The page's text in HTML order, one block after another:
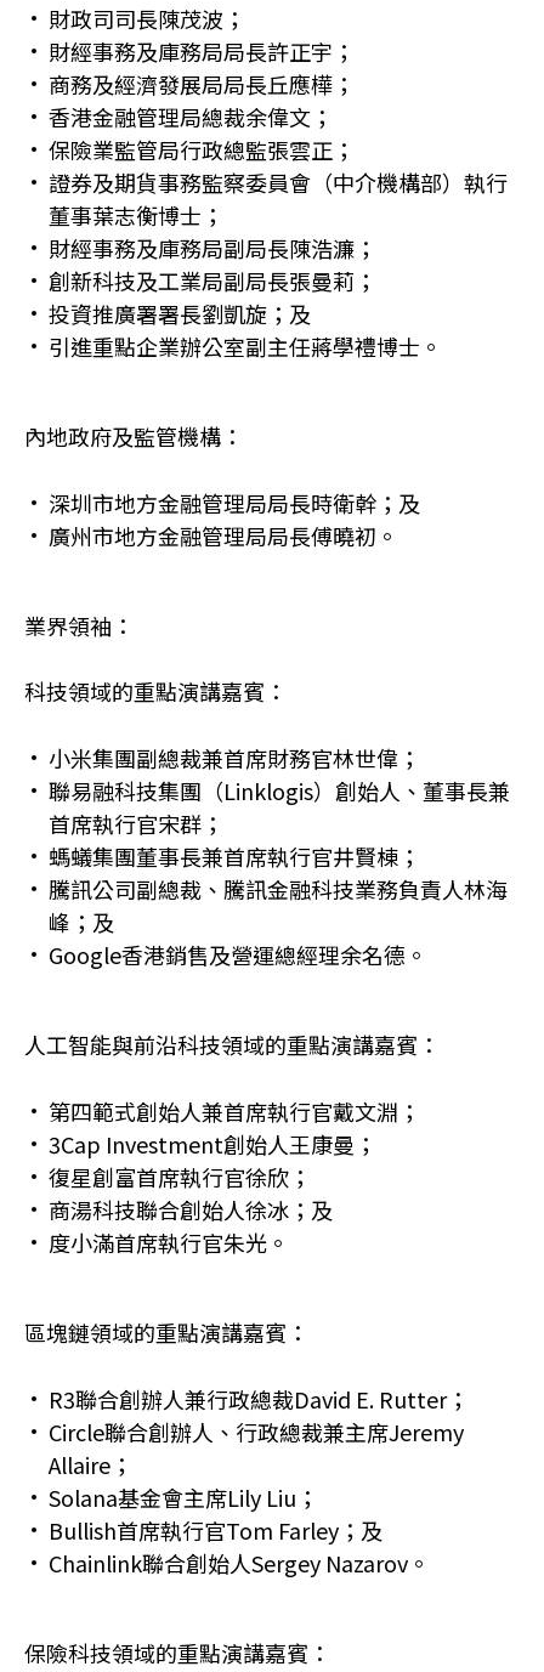
財政司司長陳茂波；
財經事務及庫務局局長許正宇；
商務及經濟發展局局長丘應樺；
香港金融管理局總裁余偉文；
保險業監管局行政總監張雲正；
證券及期貨事務監察委員會（中介機構部）執行
董事葉志衡博士；
財經事務及庫務局副局長陳浩濂；
創新科技及工業局副局長張曼莉；
投資推廣署署長劉凱旋；及
引進重點企業辦公室副主任蔣學禮博士。
內地政府及監管機構：
深圳市地方金融管理局局長時衛幹；及
廣州市地方金融管理局局長傅曉初。
業界領袖：
科技領域的重點演講嘉賓：
小米集團副總裁兼首席財務官林世偉；
聯易融科技集團（Linklogis）創始人、董事長兼
首席執行官宋群；
螞蟻集團董事長兼首席執行官井賢棟；
騰訊公司副總裁、騰訊金融科技業務負責人林海
峰；及
Google香港銷售及營運總經理余名德。
人工智能與前沿科技領域的重點演講嘉賓：
第四範式創始人兼首席執行官戴文淵；
3Cap Investment創始人王康曼；
復星創富首席執行官徐欣；
商湯科技聯合創始人徐冰；及
度小滿首席執行官朱光。
區塊鏈領域的重點演講嘉賓：
R3聯合創辦人兼行政總裁David E. Rutter；
Circle聯合創辦人、行政總裁兼主席Jeremy
Allaire；
Solana基金會主席Lily Liu；
Bullish首席執行官Tom Farley；及
Chainlink聯合創始人Sergey Nazarov。
保險科技領域的重點演講嘉賓：